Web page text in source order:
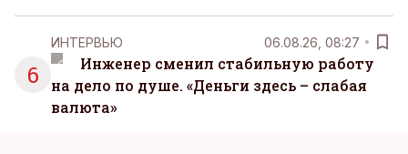
6
ИНТЕРВЬЮ 06.08.26, 08:27
Инженер сменил стабильную работу
на дело по душе. «Деньги здесь – слабая
валюта»